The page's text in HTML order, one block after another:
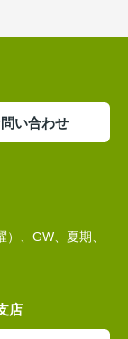
い合わせ
、GW、夏期、
店